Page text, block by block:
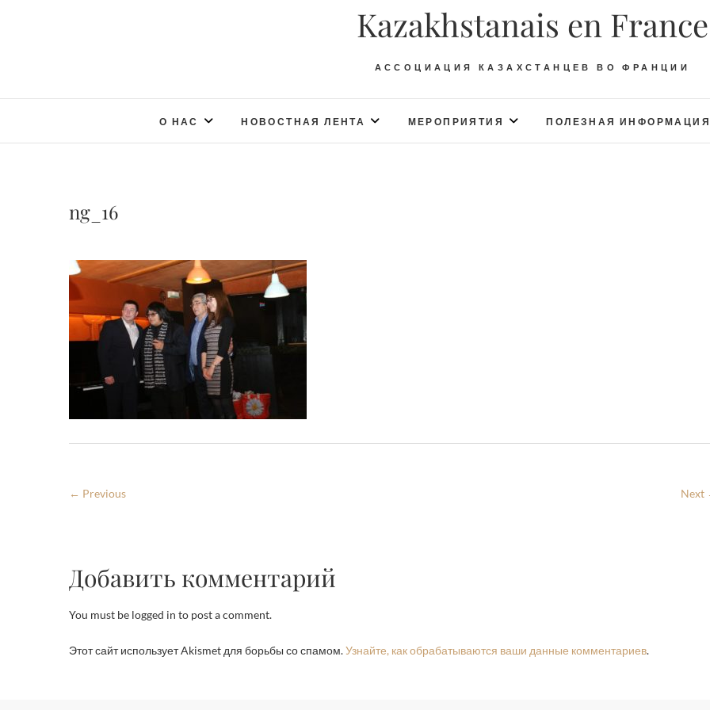
Kazakhstanais en France
АССОЦИАЦИЯ КАЗАХСТАНЦЕВ ВО ФРАНЦИИ
О НАС НОВОСТНАЯ ЛЕНТА МЕРОПРИЯТИЯ ПОЛЕЗНАЯ ИНФОРМАЦИЯ
ng_16
← Previous Next
Добавить комментарий
You must be logged in to post a comment.
Этот сайт использует Akismet для борьбы со спамом.Узнайте, как обрабатываются ваши данные комментариев.